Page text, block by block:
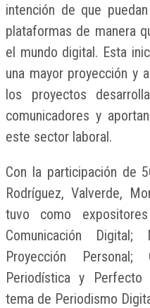
intención de que
plataformas de manera
el mundo digital. Esta
una mayor proyección y
los proyectos
comunicadores y
este sector laboral.
Con la participación de
Rodríguez, Valverde,
tuvo como
Comunicación
Proyección
Periodística y
tema de Periodismo